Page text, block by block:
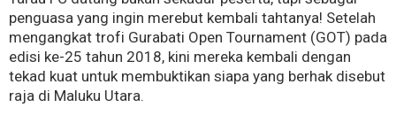
penguasa yang ingin merebut kembali tahtanya! Setelah
mengangkat trofi Gurabati Open Tournament (GOT) pada
edisi ke-25 tahun 2018, kini mereka kembali dengan
tekad kuat untuk membuktikan siapa yang berhak disebut
raja di Maluku Utara.